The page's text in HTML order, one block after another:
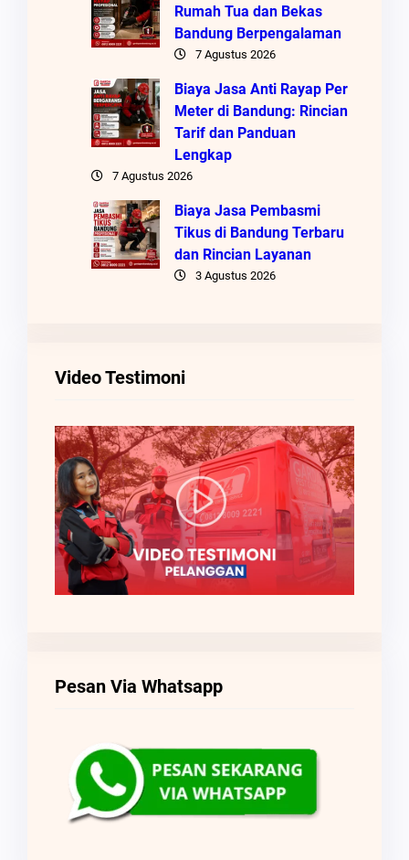
Rumah Tua dan Bekas
Bandung Berpengalaman
7 Agustus 2026
Biaya Jasa Anti Rayap Per
Meter di Bandung: Rincian
Tarif dan Panduan
Lengkap
7 Agustus 2026
Biaya Jasa Pembasmi
Tikus di Bandung Terbaru
dan Rincian Layanan
3 Agustus 2026
Video Testimoni
Pesan Via Whatsapp